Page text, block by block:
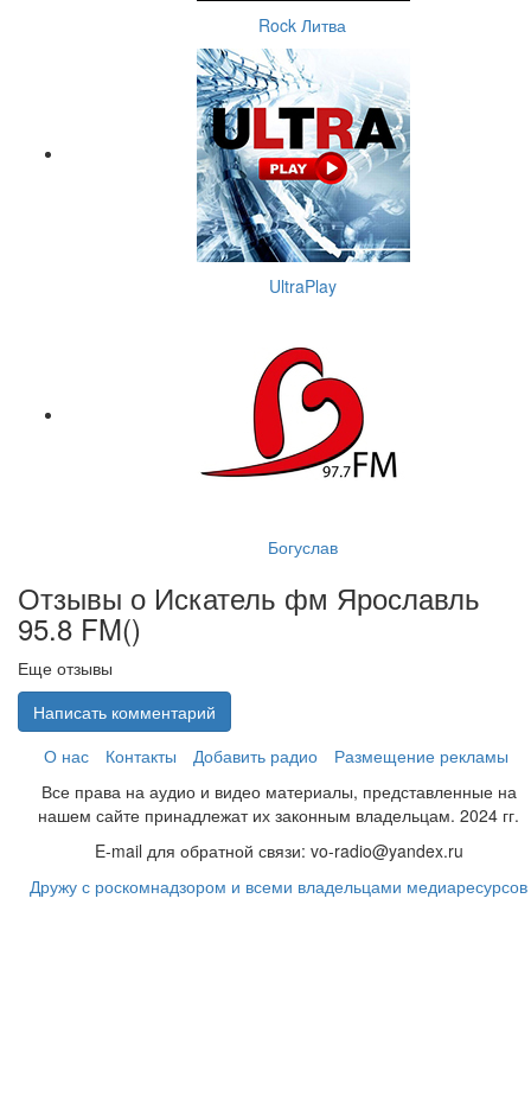
Rock Литва
UltraPlay
Богуслав
Отзывы о Искатель фм Ярославль
95.8 FM()
Еще отзывы
Написать комментарий
О нас
Контакты Добавить радио
Размещение рекламы
Все права на аудио и видео материалы, представленные на
нашем сайте принадлежат их законным владельцам. 2024 гг.
E-mail для обратной связи: vo-radio@yandex.ru
Дружу с роскомнадзором и всеми владельцами медиаресурсов